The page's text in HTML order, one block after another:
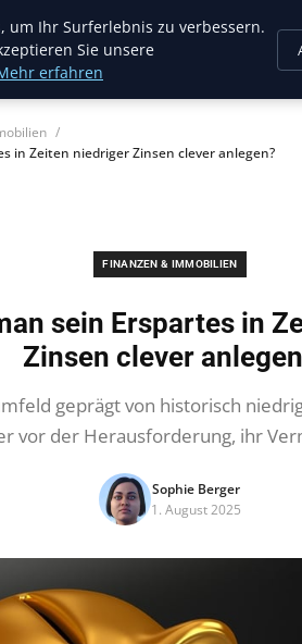
in Zeiten niedriger Zinsen clever anlegen?
FINANZEN & IMMOBILIEN
sein Erspartes in
Zinsen clever
geprägt von historisch
vor der Herausforderung, ihr
Sophie Berger
1. August 2025
um Ihr Surferlebnis zu verbessern.
Sie unsere
erfahren